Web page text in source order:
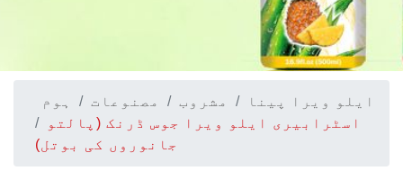
ہوم مصنوعات مشروب
ایلو ویرا پینا
اسٹرابیری ایلو ویرا جوس ڈرنک (پالتو
جانوروں کی بوتل)